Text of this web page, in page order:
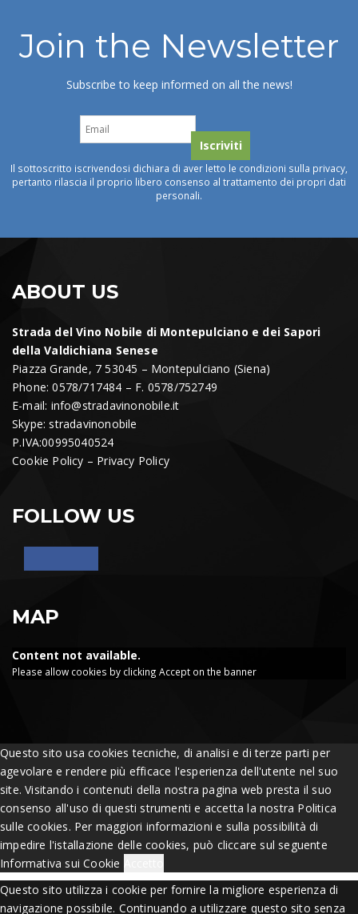
Join the Newsletter
Subscribe to keep informed on all the news!
Il sottoscritto iscrivendosi dichiara di aver letto le condizioni sulla privacy,
pertanto rilascia il proprio libero consenso al trattamento dei propri dati
personali.
ABOUT US
Strada del Vino Nobile di Montepulciano e dei Sapori
della Valdichiana Senese
Piazza Grande, 7 53045 – Montepulciano (Siena)
Phone: 0578/717484 – F. 0578/752749
E-mail: info@stradavinonobile.it
Skype: stradavinonobile
P.IVA:00995040524
Cookie Policy – Privacy Policy
FOLLOW US
MAP
Content not available.
Please allow cookies by clicking Accept on the banner
Questo sito usa cookies tecniche, di analisi e di terze parti per
agevolare e rendere più efficace l'esperienza dell'utente nel suo
site. Visitando i contenuti della nostra pagina web presta il suo
consenso all'uso di questi strumenti e accetta la nostra Politica
sulle cookies. Per maggiori informazioni e sulla possibilità di
impedire l'istallazione delle cookies, può cliccare sul seguente
Informativa sui Cookie
Questo sito utilizza i cookie per fornire la migliore esperienza di
navigazione possibile. Continuando a utilizzare questo sito senza